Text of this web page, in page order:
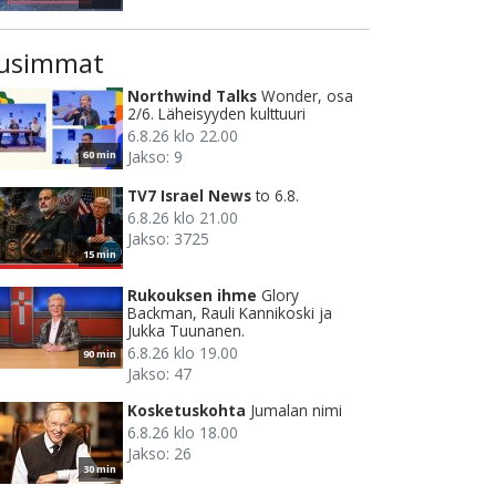
60 min
Northwind Talks Wonder, osa
2/6. Läheisyyden kulttuuri
6.8.26 klo 22.00
Jakso: 9
15 min
TV7 Israel News to 6.8.
6.8.26 klo 21.00
Jakso: 3725
90 min
Rukouksen ihme Glory
Backman, Rauli Kannikoski ja
Jukka Tuunanen.
6.8.26 klo 19.00
Jakso: 47
30 min
Kosketuskohta Jumalan nimi
6.8.26 klo 18.00
Jakso: 26